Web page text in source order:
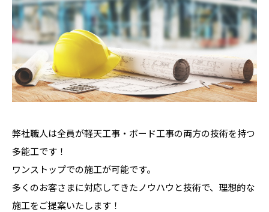
弊社職人は全員が軽天工事・ボード工事の両方の技術を持つ
多能工です！
ワンストップでの施工が可能です。
多くのお客さまに対応してきたノウハウと技術で、理想的な
施工をご提案いたします！